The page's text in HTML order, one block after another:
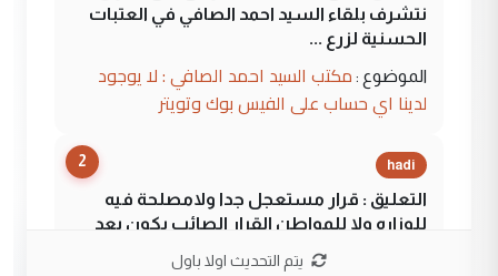
نتشرف بلقاء السيد احمد الصافي في العتبات
الحسنية لزرع ...
الموضوع : مكتب السيد احمد الصافي : لا يوجود
لدينا اي حساب على الفيس بوك وتويتر
2 hadi
التعليق : قرار مستعجل جدا ولامصلحة فيه
للوزاره ولا للمواطن القرار الصائب يكون بعد
يتم التحديث اولا باول